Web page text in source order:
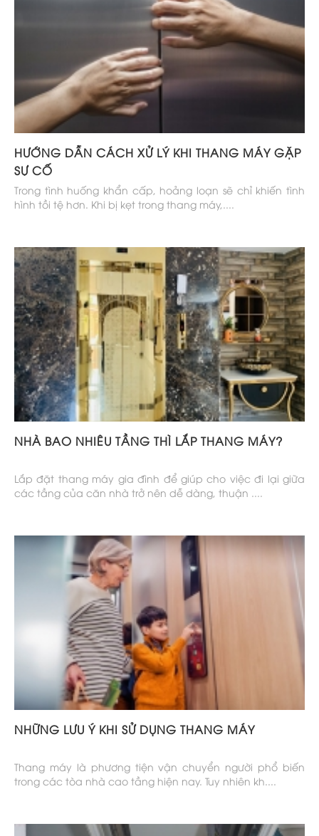
HƯỚNG DẪN CÁCH XỬ LÝ KHI THANG MÁY GẶP
SỰ CỐ
Trong tình huống khẩn cấp, hoảng loạn sẽ chỉ khiến tình
hình tồi tệ hơn. Khi bị kẹt trong thang máy,....
NHÀ BAO NHIÊU TẦNG THÌ LẮP THANG MÁY?
Lắp đặt thang máy gia đình để giúp cho việc đi lại giữa
các tầng của căn nhà trở nên dễ dàng, thuận ....
NHỮNG LƯU Ý KHI SỬ DỤNG THANG MÁY
Thang máy là phương tiện vận chuyển người phổ biến
trong các tòa nhà cao tầng hiện nay. Tuy nhiên kh....